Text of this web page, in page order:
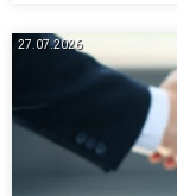
27.07.2026